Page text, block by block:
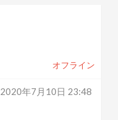
オフライン
2020年7月10日 23:48